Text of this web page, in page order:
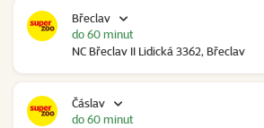
Břeclav
NC Břeclav II Lidická 3362, Břeclav
do 60 minut
Čáslav
do 60 minut